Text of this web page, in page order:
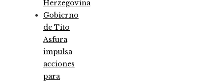
Herzegovina
Gobierno
de Tito
Asfura
impulsa
acciones
para